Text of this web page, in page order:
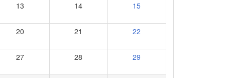
13 14 15
20 21 22
27 28 29